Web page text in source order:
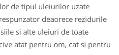
de tipul uleiurilor uzate
deaorece rezidurile
si alte uleiuri de toate
atat pentru om, cat si pentru